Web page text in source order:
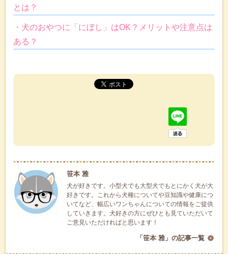
とは？
・犬のおやつに「にぼし」はOK？メリットや注意点は
ある？
笹本 雅
犬が好きです。小型犬でも大型犬でもとにかく犬が大
好きです。これから犬種についてや豆知識や健康につ
いてなど、幅広いワンちゃんについての情報をご提供
していきます。犬好きの方にぜひとも見ていただいて
ご意見いただければと思います！
「笹本 雅」の記事一覧